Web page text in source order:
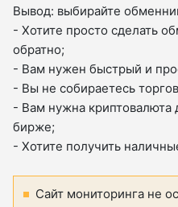
Вывод: выбирайте
- Хотите просто сделать
обратно;
- Вам нужен быстрый и
- Вы не собираетесь
- Вам нужна криптовалюта
бирже;
- Хотите получить
Сайт мониторинга не